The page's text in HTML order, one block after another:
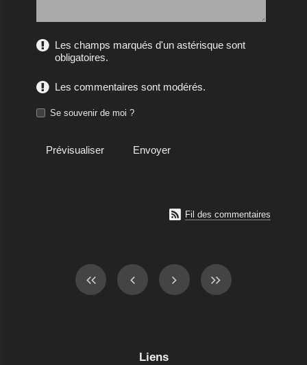
Les champs marqués d'un astérisque sont
obligatoires.
Les commentaires sont modérés.
Se souvenir de moi ?
 Fil des commentaires
Liens